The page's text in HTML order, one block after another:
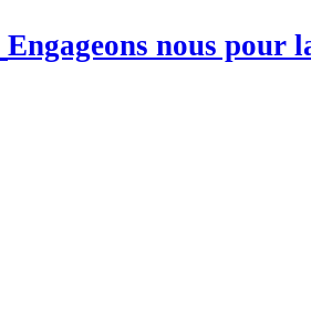
Engageons nous pour